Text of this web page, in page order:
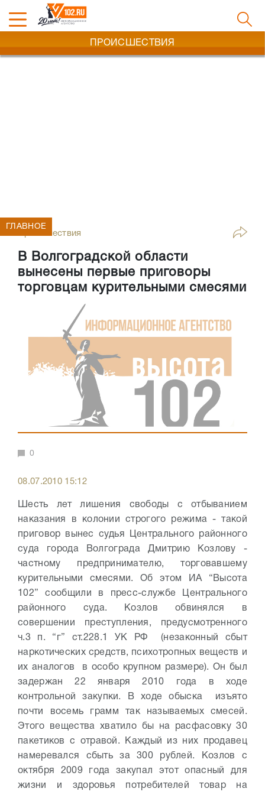
ПРОИСШЕСТВИЯ
Происшествия
В Волгоградской области
вынесены первые приговоры
торговцам курительными смесями
ГЛАВНОЕ
0
08.07.2010 15:12
Шесть лет лишения свободы с отбыванием
наказания в колонии строгого режима - такой
приговор вынес судья Центрального районного
суда города Волгограда Дмитрию Козлову -
частному предпринимателю, торговавшему
курительными смесями. Об этом ИА “Высота
102” сообщили в пресс-службе Центрального
районного суда. Козлов обвинялся в
совершении преступления, предусмотренного
ч.3 п. “г” ст.228.1 УК РФ (незаконный сбыт
наркотических средств, психотропных веществ и
их аналогов в особо крупном размере). Он был
задержан 22 января 2010 года в ходе
контрольной закупки. В ходе обыска изъято
почти восемь грамм так называемых смесей.
Этого вещества хватило бы на расфасовку 30
пакетиков с отравой. Каждый из них продавец
намеревался сбыть за 300 рублей. Козлов с
октября 2009 года закупал этот опасный для
жизни и здоровья потребителей товар на